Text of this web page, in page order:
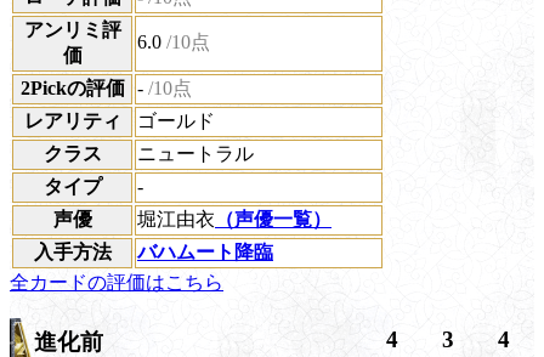
アンリミ評
価
6.0 /10点
2Pickの評価 - /10点
レアリティ
ゴールド
クラス
ニュートラル
タイプ
-
声優
堀江由衣 （声優一覧）
入手方法
バハムート降臨
全カードの評価はこちら
進化前 4 3 4